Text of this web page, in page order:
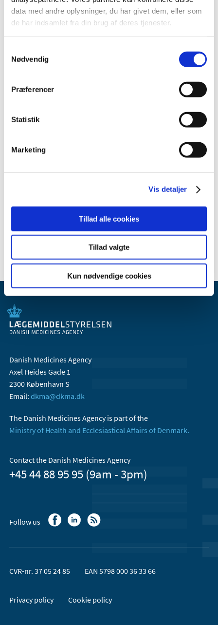
data med andre oplysninger, du har givet dem, eller som
de har indsamlet fra din brug af deres tjenester.
Nødvendig
Præferencer
Statistik
Marketing
Vis detaljer
Tillad alle cookies
Tillad valgte
Kun nødvendige cookies
January (5)
2024 (26)
2021 (44)
2019 (20)
2017 (48)
2012 (11)
2006 (10)
Danish Medicines Agency
Axel Heides Gade 1
2300 København S
Email: dkma@dkma.dk
The Danish Medicines Agency is part of the
Ministry of Health and Ecclesiastical Affairs of Denmark.
Contact the Danish Medicines Agency
+45 44 88 95 95 (9am - 3pm)
Follow us
CVR-nr. 37 05 24 85 EAN 5798 000 36 33 66
Privacy policy Cookie policy